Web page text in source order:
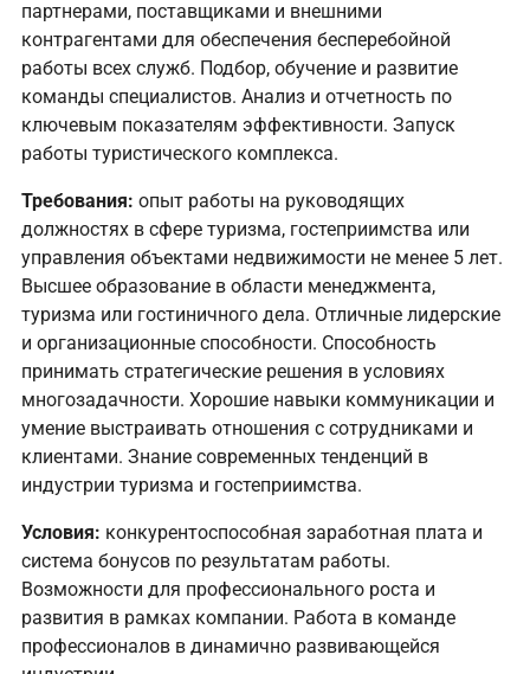
партнерами, поставщиками и внешними
контрагентами для обеспечения бесперебойной
работы всех служб. Подбор, обучение и развитие
команды специалистов. Анализ и отчетность по
ключевым показателям эффективности. Запуск
работы туристического комплекса.
Требования: опыт работы на руководящих
должностях в сфере туризма, гостеприимства или
управления объектами недвижимости не менее 5 лет.
Высшее образование в области менеджмента,
туризма или гостиничного дела. Отличные лидерские
и организационные способности. Способность
принимать стратегические решения в условиях
многозадачности. Хорошие навыки коммуникации и
умение выстраивать отношения с сотрудниками и
клиентами. Знание современных тенденций в
индустрии туризма и гостеприимства.
Условия: конкурентоспособная заработная плата и
система бонусов по результатам работы.
Возможности для профессионального роста и
развития в рамках компании. Работа в команде
профессионалов в динамично развивающейся